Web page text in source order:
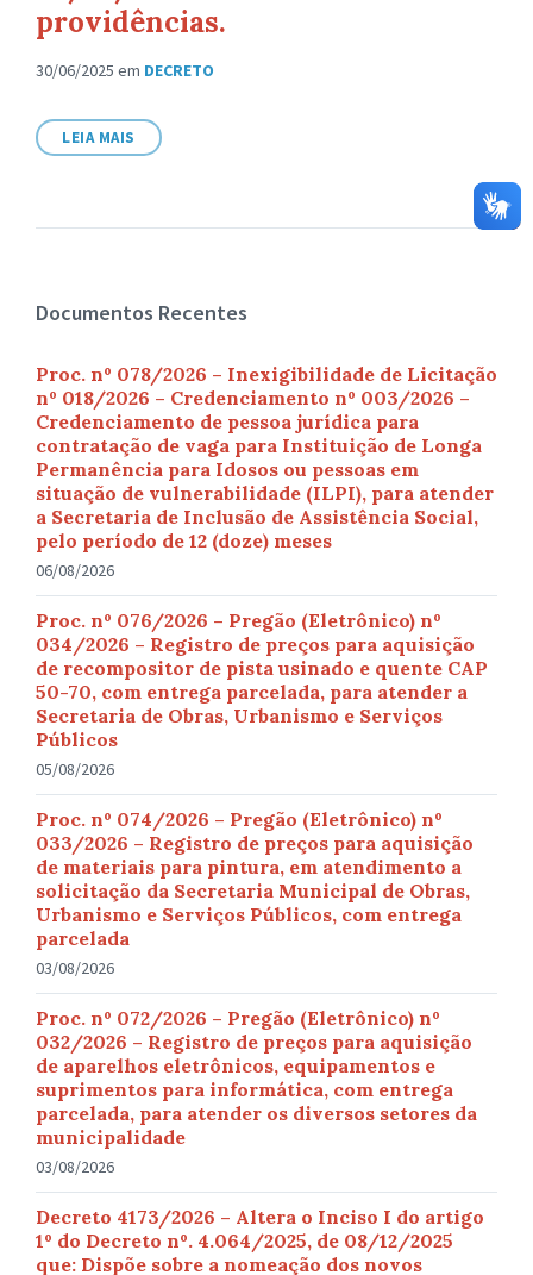
providências.
30/06/2025 em DECRETO
LEIA MAIS
Documentos Recentes
Proc. nº 078/2026 – Inexigibilidade de Licitação
nº 018/2026 – Credenciamento nº 003/2026 –
Credenciamento de pessoa jurídica para
contratação de vaga para Instituição de Longa
Permanência para Idosos ou pessoas em
situação de vulnerabilidade (ILPI), para atender
a Secretaria de Inclusão de Assistência Social,
pelo período de 12 (doze) meses
06/08/2026
Proc. nº 076/2026 – Pregão (Eletrônico) nº
034/2026 – Registro de preços para aquisição
de recompositor de pista usinado e quente CAP
50-70, com entrega parcelada, para atender a
Secretaria de Obras, Urbanismo e Serviços
Públicos
05/08/2026
Proc. nº 074/2026 – Pregão (Eletrônico) nº
033/2026 – Registro de preços para aquisição
de materiais para pintura, em atendimento a
solicitação da Secretaria Municipal de Obras,
Urbanismo e Serviços Públicos, com entrega
parcelada
03/08/2026
Proc. nº 072/2026 – Pregão (Eletrônico) nº
032/2026 – Registro de preços para aquisição
de aparelhos eletrônicos, equipamentos e
suprimentos para informática, com entrega
parcelada, para atender os diversos setores da
municipalidade
03/08/2026
Decreto 4173/2026 – Altera o Inciso I do artigo
1º do Decreto nº. 4.064/2025, de 08/12/2025
que: Dispõe sobre a nomeação dos novos